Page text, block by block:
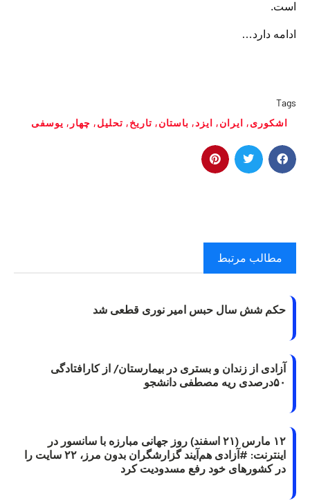
است.
ادامه دارد…
Tags
اشکوری, ایران, ایزد, باستان, تاریخ, تحلیل, چهار , یوسفی
مطالب مرتبط
حکم شش سال حبس امیر نوری قطعی شد
آزادی از زندان و بستری در بیمارستان/ از کارافتادگی
۵۰درصدی ریه مصطفی دانشجو
۱۲ مارس (۲۱ اسفند) روز جهانی مبارزه با سانسور در
اینترنت: #آزادی هم‌آیند گزارشگران‌ بدون مرز، ۲۲ سایت را
در کشورهای خود رفع مسدودیت کرد